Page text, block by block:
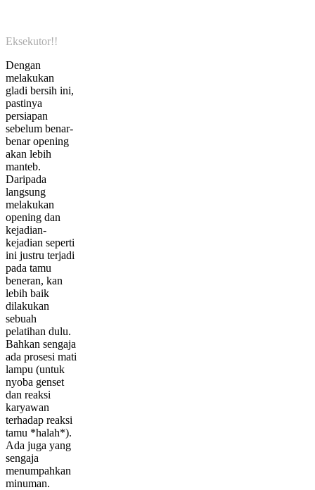
Eksekutor!!
Dengan
melakukan
gladi bersih ini,
pastinya
persiapan
sebelum benar-
benar opening
akan lebih
manteb.
Daripada
langsung
melakukan
opening dan
kejadian-
kejadian seperti
ini justru terjadi
pada tamu
beneran, kan
lebih baik
dilakukan
sebuah
pelatihan dulu.
Bahkan sengaja
ada prosesi mati
lampu (untuk
nyoba genset
dan reaksi
karyawan
terhadap reaksi
tamu *halah*).
Ada juga yang
sengaja
menumpahkan
minuman.